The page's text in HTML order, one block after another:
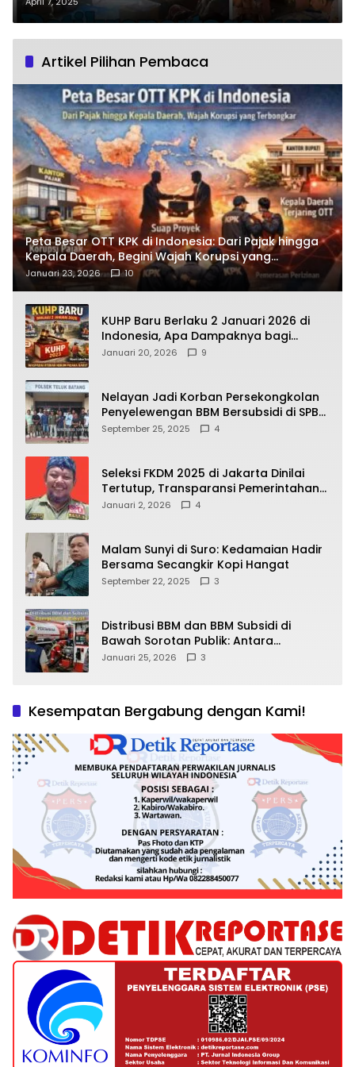
yang Hidup Sebatang Kara
Artikel Pilihan Pembaca
Peta Besar OTT KPK di Indonesia: Dari Pajak hingga
Kepala Daerah, Begini Wajah Korupsi yang
Terbongkar
Januari 23, 2026 10
KUHP Baru Berlaku 2 Januari 2026 di
Indonesia, Apa Dampaknya bagi
Kehidupan Warga? Ini Aturan Kunci
Januari 20, 2026 9
Nelayan Jadi Korban Persekongkolan
Penyelewengan BBM Bersubsidi di SPBU
64.78809 Teluk Batang
September 25, 2025 4
Seleksi FKDM 2025 di Jakarta Dinilai
Tertutup, Transparansi Pemerintahan
Pramono–Rano Dipertanyakan
Januari 2, 2026 4
Malam Sunyi di Suro: Kedamaian Hadir
Bersama Secangkir Kopi Hangat
September 22, 2025 3
Distribusi BBM dan BBM Subsidi di
Bawah Sorotan Publik: Antara
Kepentingan Negara, Hak Konsumen,
Januari 25, 2026 3
Kesempatan Bergabung dengan Kami!